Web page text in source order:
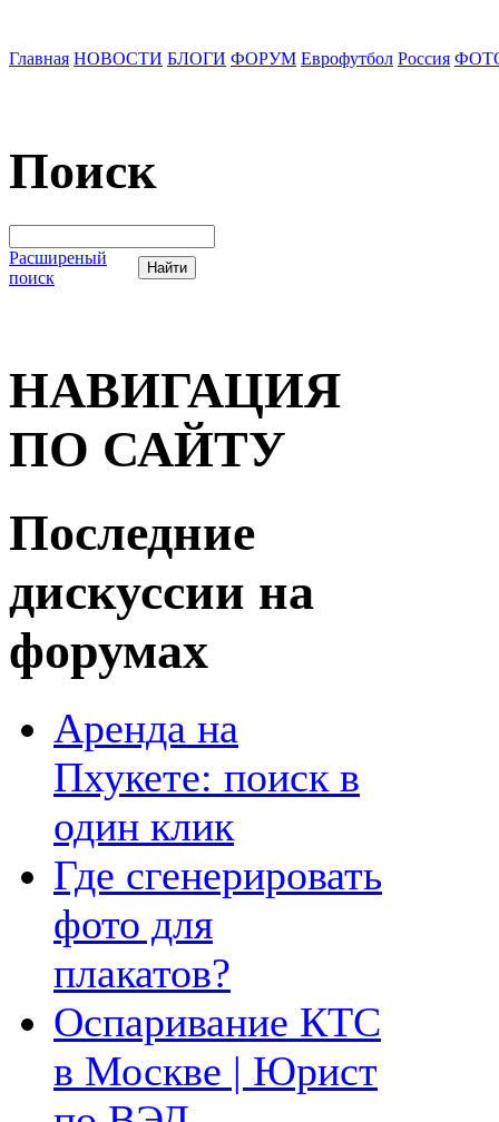
Главная НОВОСТИ БЛОГИ ФОРУМ Еврофутбол Россия
Поиск
Расширеный
поиск
НАВИГАЦИЯ
ПО САЙТУ
Последние
дискуссии на
форумах
Аренда на
Пхукете: поиск в
один клик
Где сгенерировать
фото для
плакатов?
Оспаривание КТС
в Москве | Юрист